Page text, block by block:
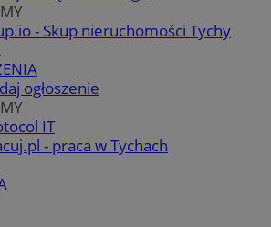
- Skup nieruchomości Tychy
ogłoszenie
IT
- praca w Tychach